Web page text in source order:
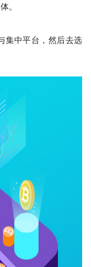
。
集中平台，然后去选